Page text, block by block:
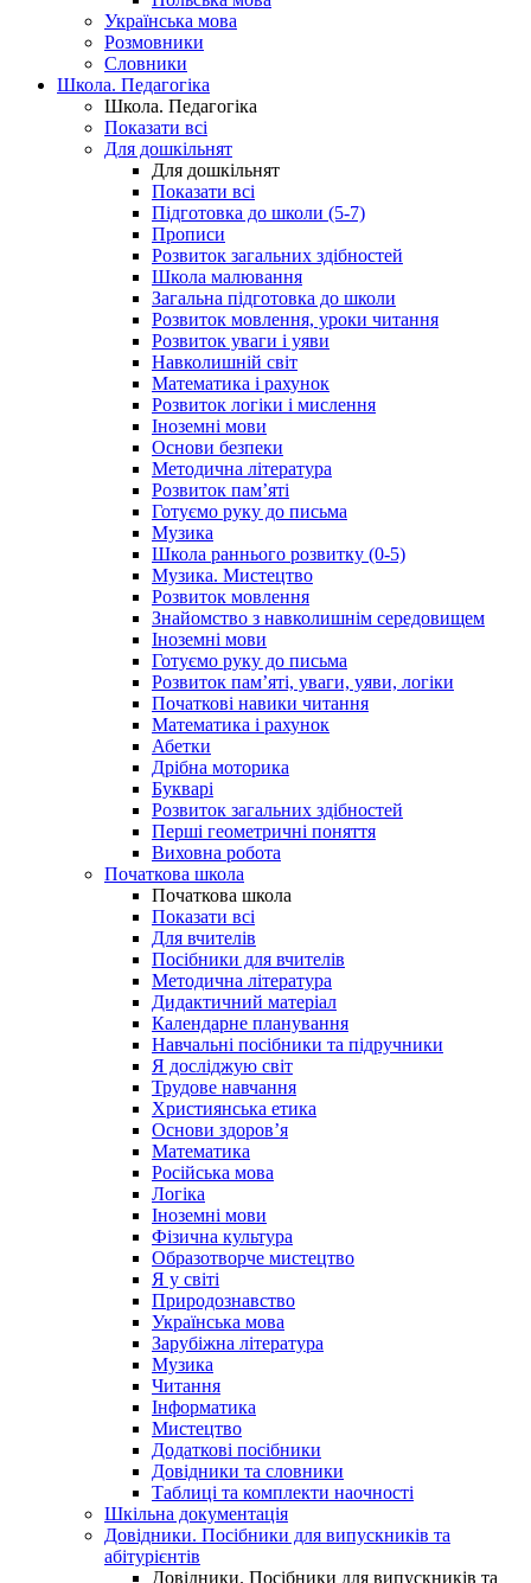
Українська мова
Розмовники
Словники
Школа. Педагогіка
Школа. Педагогіка
Показати всі
Для дошкільнят
Для дошкільнят
Показати всі
Підготовка до школи (5-7)
Прописи
Розвиток загальних здібностей
Школа малювання
Загальна підготовка до школи
Розвиток мовлення, уроки читання
Розвиток уваги і уяви
Навколишній світ
Математика і рахунок
Розвиток логіки і мислення
Іноземні мови
Основи безпеки
Методична література
Розвиток пам’яті
Готуємо руку до письма
Музика
Школа раннього розвитку (0-5)
Музика. Мистецтво
Розвиток мовлення
Знайомство з навколишнім середовищем
Іноземні мови
Готуємо руку до письма
Розвиток пам’яті, уваги, уяви, логіки
Початкові навики читання
Математика і рахунок
Абетки
Дрібна моторика
Букварі
Розвиток загальних здібностей
Перші геометричні поняття
Виховна робота
Початкова школа
Початкова школа
Показати всі
Для вчителів
Посібники для вчителів
Методична література
Дидактичний матеріал
Календарне планування
Навчальні посібники та підручники
Я досліджую світ
Трудове навчання
Християнська етика
Основи здоров’я
Математика
Російська мова
Логіка
Іноземні мови
Фізична культура
Образотворче мистецтво
Я у світі
Природознавство
Українська мова
Зарубіжна література
Музика
Читання
Інформатика
Мистецтво
Додаткові посібники
Довідники та словники
Таблиці та комплекти наочності
Шкільна документація
Довідники. Посібники для випускників та
абітурієнтів
Довідники. Посібники для випускників та